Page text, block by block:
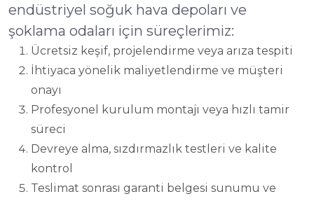
endüstriyel soğuk hava depoları ve
şoklama odaları için süreçlerimiz:
Ücretsiz keşif, projelendirme veya arıza tespiti
İhtiyaca yönelik maliyetlendirme ve müşteri
onayı
Profesyonel kurulum montajı veya hızlı tamir
süreci
Devreye alma, sızdırmazlık testleri ve kalite
kontrol
Teslimat sonrası garanti belgesi sunumu ve